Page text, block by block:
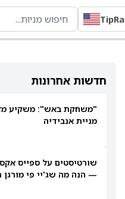
חדשות אחרונות
"משחקת באש": משקיע
מניית אנבידיה
שורטיסטים על ספייס
— הנה מה שג'יי פי